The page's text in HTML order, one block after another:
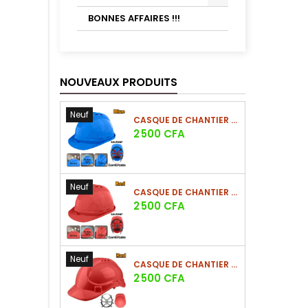
BONNES AFFAIRES !!!
NOUVEAUX PRODUITS
Neuf CASQUE DE CHANTIER BLEU EN PE 380G
Prix
2 500 CFA
Neuf CASQUE DE CHANTIER ROUGE EN PE 380G
Prix
2 500 CFA
Neuf CASQUE DE CHANTIER ROUGE EN PE 330G - NOUVEAU MODÈLE
Prix
2 500 CFA